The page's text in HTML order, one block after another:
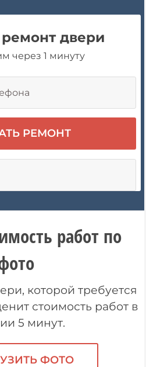
двери
через 1 минуту
работ по
которой требуется
стоимость работ в
5 минут.
ФОТО